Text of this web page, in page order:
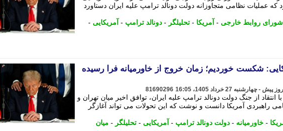
که عملیات نظامی متجاوزانه دولت دونالد ترامپ علیه ایران دستاورد
شورای روابط خارجی - آمریکا - تحلیلگر - دونالد ترامپ - آمریکایی -
شکست خوردیم؛ زمان خروج از خاورمیانه فرا رسیده
81690296
انتقاد از جنگ دولت دونالد ترامپ علیه ایران، توافق اخیر میان تهران و
راهبردی آمریکا دانست و نوشت که این تحولات می تواند آغازگر
- خاورمیانه - دولت دونالد ترامپ - آمریکایی - تحلیلگر - میان